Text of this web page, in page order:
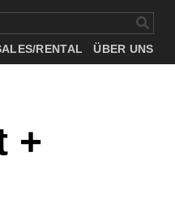
RENTAL ÜBER UNS
+